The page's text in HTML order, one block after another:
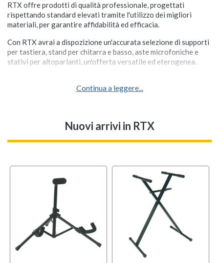
RTX offre prodotti di qualità professionale, progettati
rispettando standard elevati tramite l'utilizzo dei migliori
materiali, per garantire affidabilità ed efficacia.
Con RTX avrai a dispozizione un'accurata selezione di supporti
per tastiera, stand per chitarra e basso, aste microfoniche e
stativi per altoparlanti, un'offerta versatile ed eterogenea.
Continua a leggere...
Nuovi arrivi in RTX